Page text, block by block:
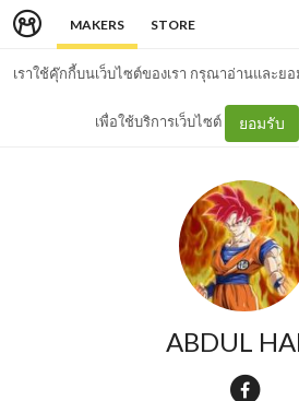
MAKERS STORE
เราใช้คุ๊กกี้บนเว็บไซต์ของเรา กรุณาอ่านและย
เพื่อใช้บริการเว็บไซต์ ยอมรับ
ABDUL